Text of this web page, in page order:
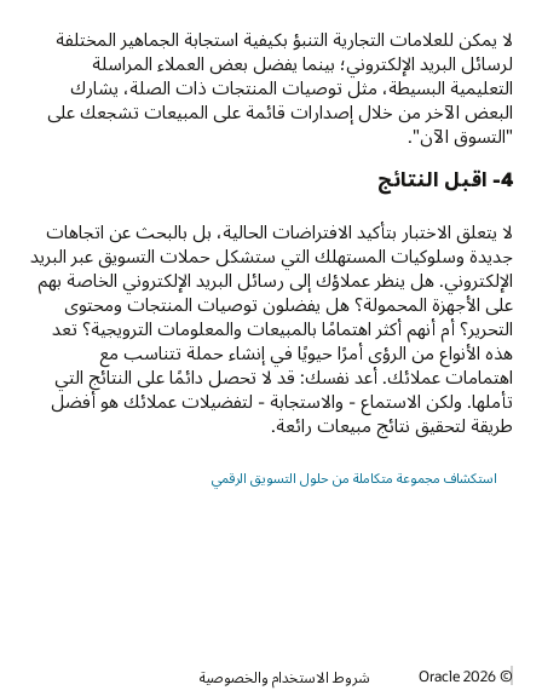
لا يمكن للعلامات التجارية التنبؤ بكيفية استجابة الجماهير المختلفة
لرسائل البريد الإلكتروني؛ بينما يفضل بعض العملاء المراسلة
التعليمية البسيطة، مثل توصيات المنتجات ذات الصلة، يشارك
البعض الآخر من خلال إصدارات قائمة على المبيعات تشجعك على
"التسوق الآن".
4- اقبل النتائج
لا يتعلق الاختبار بتأكيد الافتراضات الحالية، بل بالبحث عن اتجاهات
جديدة وسلوكيات المستهلك التي ستشكل حملات التسويق عبر البريد
الإلكتروني. هل ينظر عملاؤك إلى رسائل البريد الإلكتروني الخاصة بهم
على الأجهزة المحمولة؟ هل يفضلون توصيات المنتجات ومحتوى
التحرير؟ أم أنهم أكثر اهتمامًا بالمبيعات والمعلومات الترويجية؟ تعد
هذه الأنواع من الرؤى أمرًا حيويًا في إنشاء حملة تتناسب مع
اهتمامات عملائك. أعد نفسك: قد لا تحصل دائمًا على النتائج التي
تأملها. ولكن الاستماع - والاستجابة - لتفضيلات عملائك هو أفضل
طريقة لتحقيق نتائج مبيعات رائعة.
استكشاف مجموعة متكاملة من حلول التسويق الرقمي
© 2026 Oracle شروط الاستخدام والخصوصية